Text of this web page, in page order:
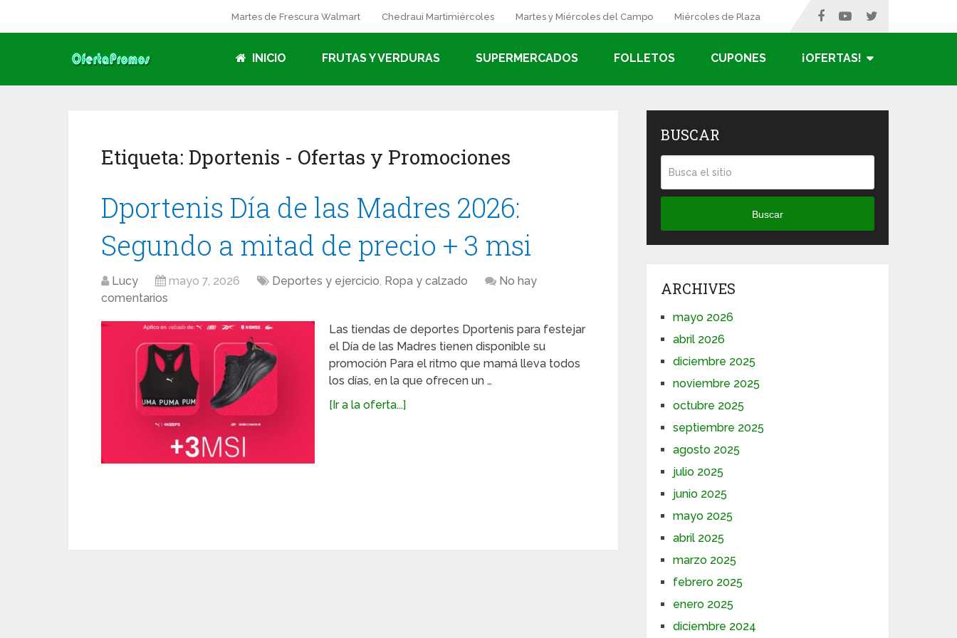
Martes de Frescura Walmart Chedraui Martimiércoles Martes y Miércoles del Campo Miércoles de Plaza
INICIO FRUTAS Y VERDURAS SUPERMERCADOS FOLLETOS CUPONES ¡OFERTAS!
Etiqueta: Dportenis - Ofertas y Promociones
Dportenis Día de las Madres 2026:
Segundo a mitad de precio + 3 msi
Lucy mayo 7, 2026 Deportes y ejercicio, Ropa y calzado
No hay
comentarios
Las tiendas de deportes Dportenis para festejar
el Día de las Madres tienen disponible su
promoción Para el ritmo que mamá lleva todos
los días, en la que ofrecen un …
[Ir a la oferta...]
BUSCAR
Buscar
ARCHIVES
mayo 2026
abril 2026
diciembre 2025
noviembre 2025
octubre 2025
septiembre 2025
agosto 2025
julio 2025
junio 2025
mayo 2025
abril 2025
marzo 2025
febrero 2025
enero 2025
diciembre 2024